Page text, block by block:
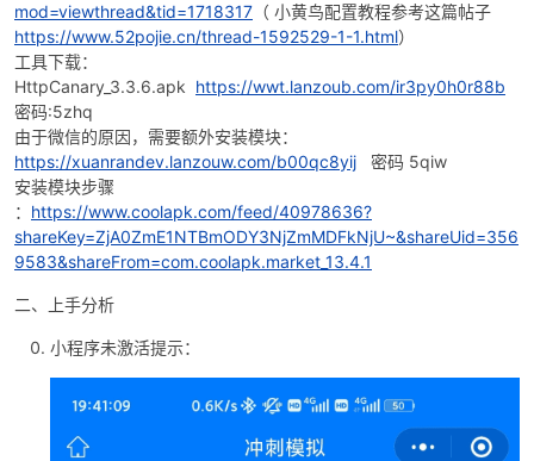
破
mod=viewthread&tid=1718317 （ 小黄鸟配置教程参考这篇帖子
https://www.52pojie.cn/thread-1592529-1-1.html）
工具下载：
HttpCanary_3.3.6.apk https://wwt.lanzoub.com/ir3py0h0r88b
密码:5zhq
由于微信的原因，需要额外安装模块：
https://xuanrandev.lanzouw.com/b00qc8yij 密码 5qiw
安装模块步骤
： https://www.coolapk.com/feed/40978636?
shareKey=ZjA0ZmE1NTBmODY3NjZmMDFkNjU~&shareUid=356
9583&shareFrom=com.coolapk.market_13.4.1
二、上手分析
小程序未激活提示：